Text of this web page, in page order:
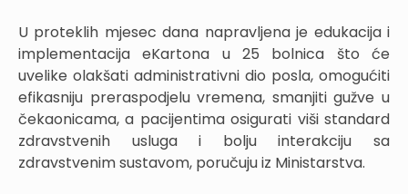
U proteklih mjesec dana napravljena je edukacija i
implementacija eKartona u 25 bolnica što će
uvelike olakšati administrativni dio posla, omogućiti
efikasniju preraspodjelu vremena, smanjiti gužve u
čekaonicama, a pacijentima osigurati viši standard
zdravstvenih usluga i bolju interakciju sa
zdravstvenim sustavom, poručuju iz Ministarstva.